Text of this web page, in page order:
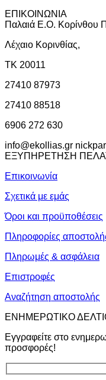
ΕΠΙΚΟΙΝΩΝΙΑ
Παλαιά Ε.Ο. Κορίνθου
Λέχαιο Κορινθίας,
ΤΚ 20011
27410 87973
27410 88518
6906 272 630
info@ekollias.gr
ΕΞΥΠΗΡΕΤΗΣΗ
Επικοινωνία
Σχετικά με εμάς
Όροι και προϋποθέσεις
Πληροφορίες
Πληρωμές & ασφάλεια
Επιστροφές
Αναζήτηση αποστολής
ΕΝΗΜΕΡΩΤΙΚΟ
Εγγραφείτε στο
προσφορές!